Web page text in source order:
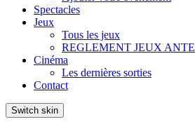
Spectacles
Jeux
Tous les jeux
REGLEMENT JEUX
Cinéma
Les dernières sorties
Contact
Switch skin